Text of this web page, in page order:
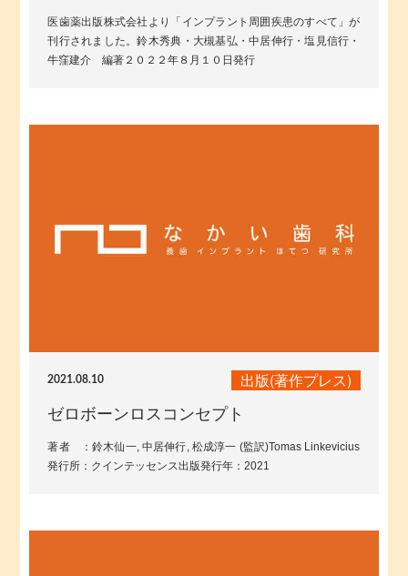
医歯薬出版株式会社より「インプラント周囲疾患のすべて」が
刊行されました。鈴木秀典・大槻基弘・中居伸行・塩見信行・
牛窪建介 編著２０２２年８月１０日発行
2021.08.10 出版(著作プレス)
ゼロボーンロスコンセプト
著者 ：鈴木仙一, 中居伸行, 松成淳一 (監訳)Tomas Linkevicius
発行所：クインテッセンス出版発行年：2021